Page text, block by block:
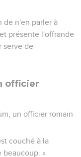
de n'en parler à
présente l'offrande
serve de
officier
un officier romain
couché à la
beaucoup. »